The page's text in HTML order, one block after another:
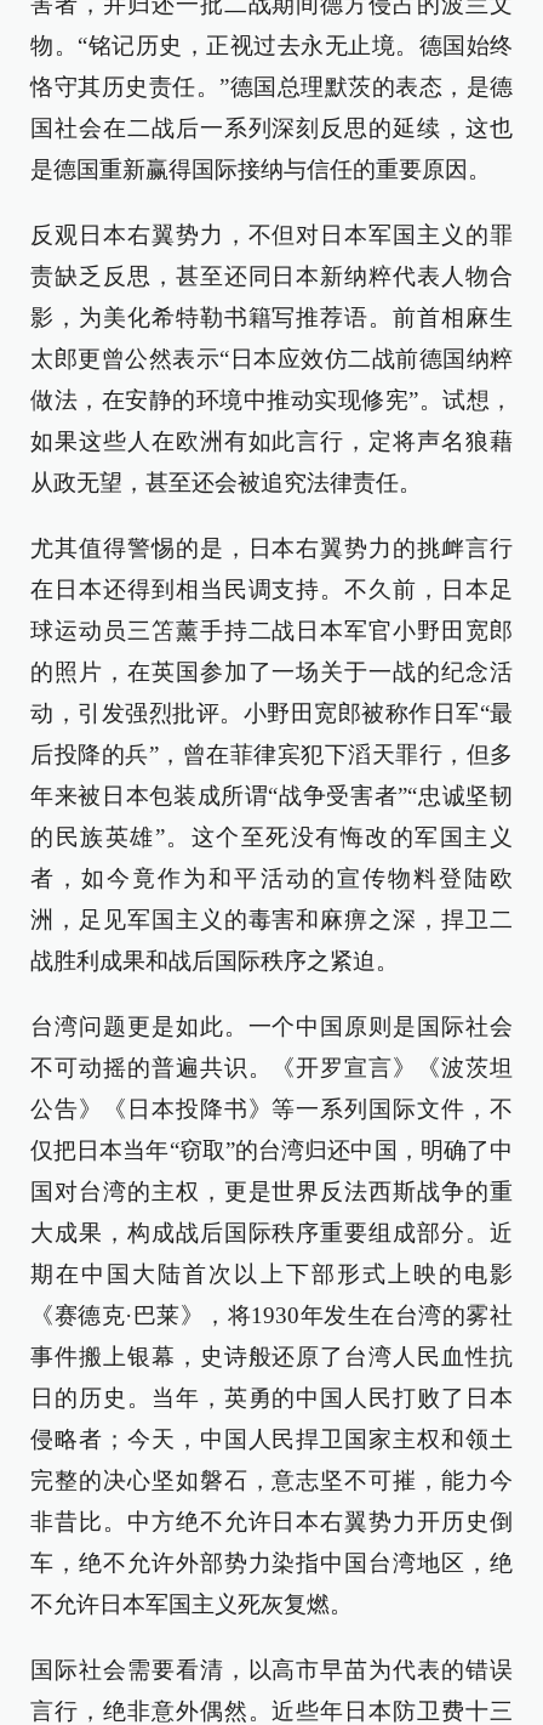
物。“铭记历史，正视过去永无止境。德国始终
恪守其历史责任。”德国总理默茨的表态，是德
国社会在二战后一系列深刻反思的延续，这也
是德国重新赢得国际接纳与信任的重要原因。
反观日本右翼势力，不但对日本军国主义的罪
责缺乏反思，甚至还同日本新纳粹代表人物合
影，为美化希特勒书籍写推荐语。前首相麻生
太郎更曾公然表示“日本应效仿二战前德国纳粹
做法，在安静的环境中推动实现修宪”。试想，
如果这些人在欧洲有如此言行，定将声名狼藉
从政无望，甚至还会被追究法律责任。
尤其值得警惕的是，日本右翼势力的挑衅言行
在日本还得到相当民调支持。不久前，日本足
球运动员三笘薰手持二战日本军官小野田宽郎
的照片，在英国参加了一场关于一战的纪念活
动，引发强烈批评。小野田宽郎被称作日军“最
后投降的兵”，曾在菲律宾犯下滔天罪行，但多
年来被日本包装成所谓“战争受害者”“忠诚坚韧
的民族英雄”。这个至死没有悔改的军国主义
者，如今竟作为和平活动的宣传物料登陆欧
洲，足见军国主义的毒害和麻痹之深，捍卫二
战胜利成果和战后国际秩序之紧迫。
台湾问题更是如此。一个中国原则是国际社会
不可动摇的普遍共识。《开罗宣言》《波茨坦
公告》《日本投降书》等一系列国际文件，不
仅把日本当年“窃取”的台湾归还中国，明确了中
国对台湾的主权，更是世界反法西斯战争的重
大成果，构成战后国际秩序重要组成部分。近
期在中国大陆首次以上下部形式上映的电影
《赛德克·巴莱》，将1930年发生在台湾的雾社
事件搬上银幕，史诗般还原了台湾人民血性抗
日的历史。当年，英勇的中国人民打败了日本
侵略者；今天，中国人民捍卫国家主权和领土
完整的决心坚如磐石，意志坚不可摧，能力今
非昔比。中方绝不允许日本右翼势力开历史倒
车，绝不允许外部势力染指中国台湾地区，绝
不允许日本军国主义死灰复燃。
国际社会需要看清，以高市早苗为代表的错误
言行，绝非意外偶然。近些年日本防卫费十三